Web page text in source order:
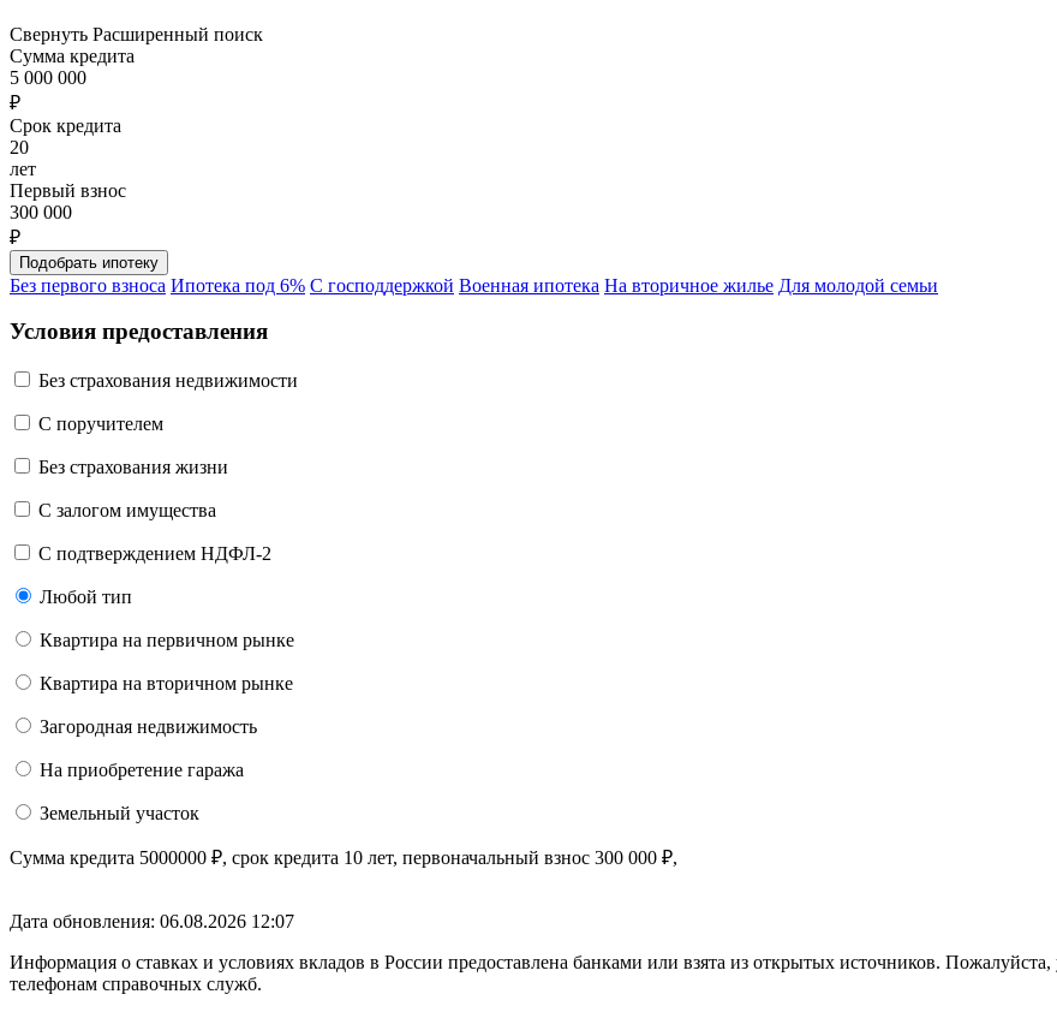
Свернуть Расширенный поиск
Сумма кредита
5 000 000
₽
Срок кредита
20
лет
Первый взнос
300 000
₽
Без первого взноса Ипотека под 6% С господдержкой Военная ипотека На вторичное жилье Для молодой семьи
Условия предоставления
Без страхования недвижимости
C поручителем
Без страхования жизни
С залогом имущества
С подтверждением НДФЛ-2
Любой тип
Квартира на первичном рынке
Квартира на вторичном рынке
Загородная недвижимость
На приобретение гаража
Земельный участок
Сумма кредита 5000000 ₽, срок кредита 10 лет, первоначальный взнос 300 000 ₽,
Дата обновления: 06.08.2026 12:07
Информация о ставках и условиях вкладов в России предоставлена банками или взята из открытых источников.
телефонам справочных служб.